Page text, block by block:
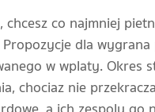
co najmniej
dla
w wplaty.
chociaz nie